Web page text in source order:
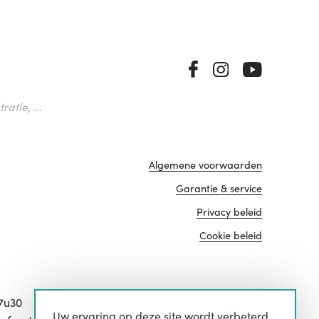
...
Algemene voorwaarden
Garantie & service
Privacy beleid
Cookie beleid
website door
Uw ervaring op deze site wordt verbeterd